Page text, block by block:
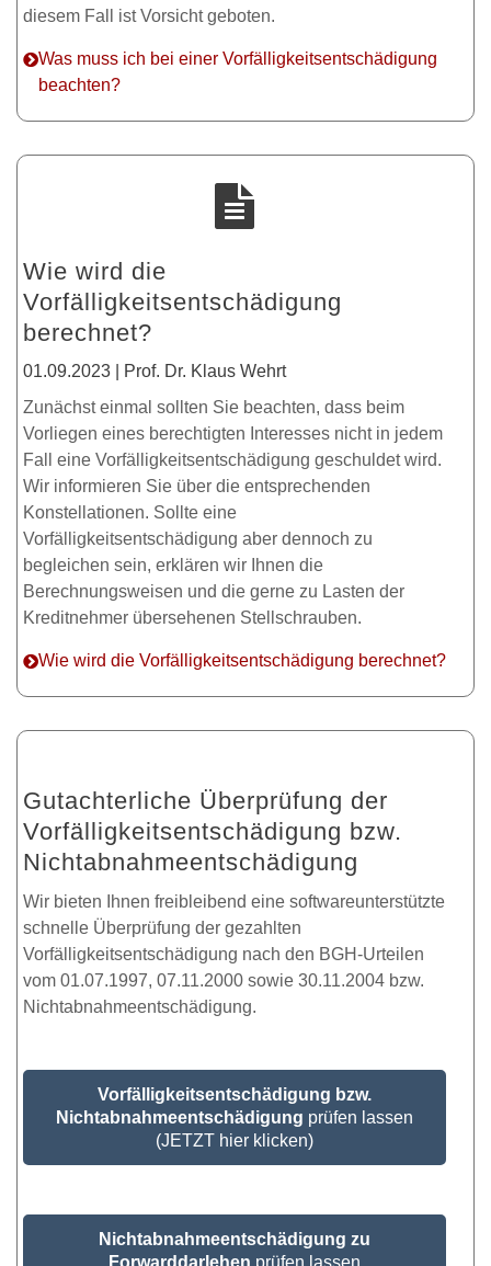
diesem Fall ist Vorsicht geboten.
Was muss ich bei einer Vorfälligkeitsentschädigung
beachten?
Wie wird die
Vorfälligkeitsentschädigung
berechnet?
01.09.2023 | Prof. Dr. Klaus Wehrt
Zunächst einmal sollten Sie beachten, dass beim
Vorliegen eines berechtigten Interesses nicht in jedem
Fall eine Vorfälligkeitsentschädigung geschuldet wird.
Wir informieren Sie über die entsprechenden
Konstellationen. Sollte eine
Vorfälligkeitsentschädigung aber dennoch zu
begleichen sein, erklären wir Ihnen die
Berechnungsweisen und die gerne zu Lasten der
Kreditnehmer übersehenen Stellschrauben.
Wie wird die Vorfälligkeitsentschädigung berechnet?
Gutachterliche Überprüfung der
Vorfälligkeitsentschädigung bzw.
Nichtabnahmeentschädigung
Wir bieten Ihnen freibleibend eine softwareunterstützte
schnelle Überprüfung der gezahlten
Vorfälligkeitsentschädigung nach den BGH-Urteilen
vom 01.07.1997, 07.11.2000 sowie 30.11.2004 bzw.
Nichtabnahmeentschädigung.
Vorfälligkeitsentschädigung bzw.
Nichtabnahmeentschädigung prüfen lassen
(JETZT hier klicken)
Nichtabnahmeentschädigung zu
Forwarddarlehen prüfen lassen